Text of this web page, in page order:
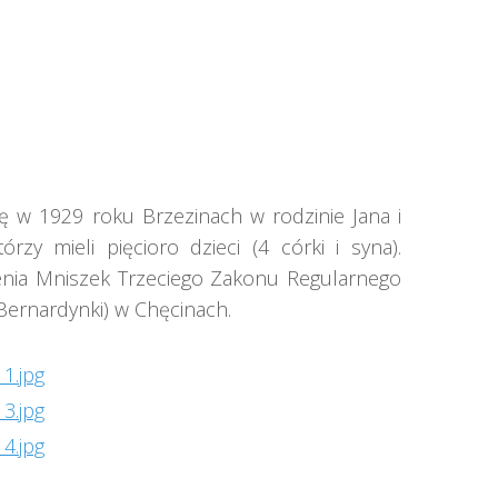
w 1929 roku Brzezinach w rodzinie Jana i
mieli pięcioro dzieci (4 córki i syna).
Mniszek Trzeciego Zakonu Regularnego
w Chęcinach.